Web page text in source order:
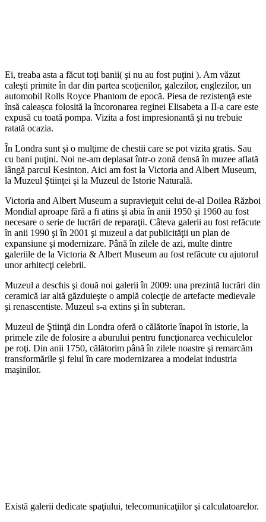
Ei, treaba asta a făcut toţi banii( şi nu au fost puţini ). Am văzut
caleşti primite în dar din partea scoţienilor, galezilor, englezilor, un
automobil Rolls Royce Phantom de epocă. Piesa de rezistenţă este
însă caleașca folosită la încoronarea reginei Elisabeta a II-a care este
expusă cu toată pompa. Vizita a fost impresionantă şi nu trebuie
ratată ocazia.
În Londra sunt şi o mulţime de chestii care se pot vizita gratis. Sau
cu bani puţini. Noi ne-am deplasat într-o zonă densă în muzee aflată
lângă parcul Kesinton. Aici am fost la Victoria and Albert Museum,
la Muzeul Ştiinţei şi la Muzeul de Istorie Naturală.
Victoria and Albert Museum a supravieţuit celui de-al Doilea Război
Mondial aproape fără a fi atins şi abia în anii 1950 şi 1960 au fost
necesare o serie de lucrări de reparaţii. Câteva galerii au fost refăcute
în anii 1990 şi în 2001 şi muzeul a dat publicităţii un plan de
expansiune şi modernizare. Până în zilele de azi, multe dintre
galeriile de la Victoria & Albert Museum au fost refăcute cu ajutorul
unor arhitecţi celebrii.
Muzeul a deschis şi două noi galerii în 2009: una prezintă lucrări din
ceramică iar altă găzduieşte o amplă colecţie de artefacte medievale
şi renascentiste. Muzeul s-a extins şi în subteran.
Muzeul de Ştiinţă din Londra oferă o călătorie înapoi în istorie, la
primele zile de folosire a aburului pentru funcţionarea vechiculelor
pe roţi. Din anii 1750, călătorim până în zilele noastre şi remarcăm
transformările şi felul în care modernizarea a modelat industria
maşinilor.
Există galerii dedicate spaţiului, telecomunicaţiilor şi calculatoarelor.